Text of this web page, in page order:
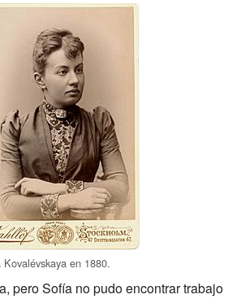
Kovalévskaya en 1880.
pero Sofía no pudo encontrar trabajo